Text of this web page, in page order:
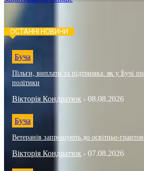
ОСТАННІ НОВИНИ
Буча
Пільги, виплати та підтримка: як у Бучі
політики
Вікторія Кондратюк - 08.08.2026
Буча
Ветеранів запрошують до освітньо-
Вікторія Кондратюк - 07.08.2026